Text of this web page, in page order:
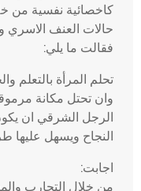
كاخصائية نفسية من
حالات العنف الاسري
فقالت ما يلي:
تحلم المرأة بالتعلم
وان تحتل مكانة
الرجل الشرقي ان
النجاح ويسهل عليها
اجابت:
من خلال التجارب